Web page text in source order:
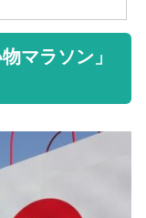
マラソン」